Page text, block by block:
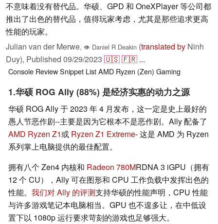
不意味着没有替代品。华硕、GPD 和 OneXPlayer 等公司都
推出了出色的替代品，值得玩家考虑，尤其是那些追求更高
性能的玩家。
Julian van der Merwe, 👁 Daniel R Deakin (translated by Ninh
Duy), Published 09/29/2023 🇺🇸🇫🇷 ...
Console Review Snippet ListAMD Ryzen (Zen) Gaming
1.华硕 ROG Ally (88%) 是经济实惠的动力之源
华硕 ROG Ally 于 2023 年 4 月发布，这一定是史上最好的
愚人节恶作剧--主要是因为它根本不是恶作剧。Ally 配备了
AMD Ryzen Z1或 Ryzen Z1 Extreme- 这是 AMD 为 Ryzen
系列掌上电脑提供的最佳配置。
拥有八个 Zen4 内核和 Radeon 780MRDNA 3 iGPU（拥有
12 个 CU），Ally 可在图形和 CPU 工作负载中发挥出色的
性能。 我们对 Ally 的评测支持华硕的性能声明，CPU 性能
与许多游戏笔记本电脑相当。GPU 也不遑多让，在中低设
置下以 1080p 运行要求苛刻的游戏也足够强大。